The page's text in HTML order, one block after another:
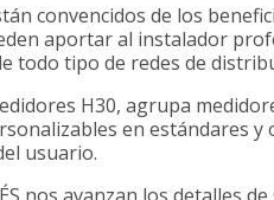
convencidos de los
aportar al instalador
todo tipo de redes de
H30, agrupa
en estándares y
usuario.